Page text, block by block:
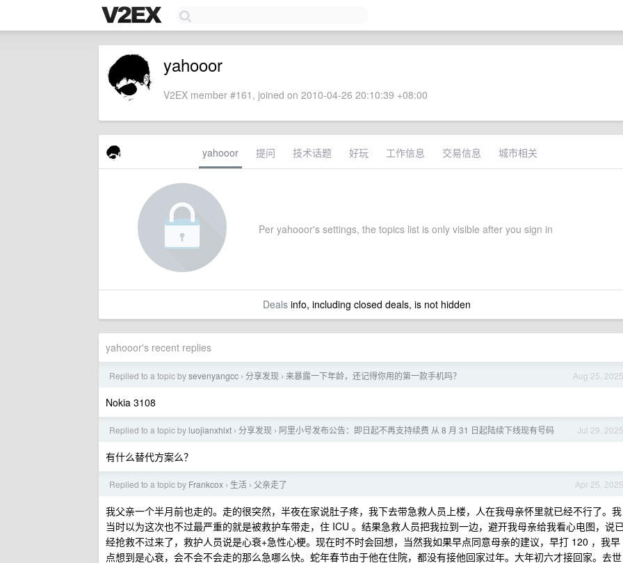
yahooor
V2EX member #161, joined on 2010-04-26 20:10:39 +08:00
yahooor 提问 技术话题 好玩 工作信息 交易信息 城市相关
Per yahooor's settings, the topics list is only visible after you sign in
Dealsinfo, including closed deals, is not hidden
yahooor's recent replies
Aug 25, 2025
Replied to a topic bysevenyangcc › 分享发现 › 来暴露一下年龄，还记得你用的第一款手机吗？
Nokia 3108
Jul 29, 2025
Replied to a topic by luojianxhlxt › 分享发现 › 阿里小号发布公告：即日起不再支持续费 从 8 月 31 日起陆续下线现有号码
有什么替代方案么？
Apr 25, 2025
Replied to a topic by Frankcox › 生活 › 父亲走了
我父亲一个半月前也走的。走的很突然，半夜在家说肚子疼，我下去带急救人员上楼，人在我母亲怀里就已经不行了。我
当时以为这次也不过最严重的就是被救护车带走，住 ICU 。结果急救人员把我拉到一边，避开我母亲给我看心电图，说
经抢救不过来了，救护人员说是心衰+急性心梗。现在时不时会回想，当然我如果早点同意母亲的建议，早打 120 ，我早
点想到是心衰，会不会不会走的那么急哪么快。蛇年春节由于他在住院，都没有接他回家过年。大年初六才接回家。去世